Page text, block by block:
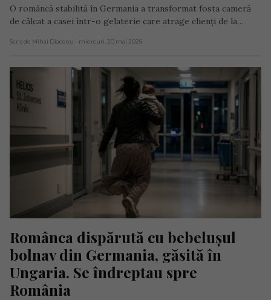
O româncă stabilită în Germania a transformat fosta cameră
de călcat a casei într-o gelaterie care atrage clienți de la…
Scris de Mihai Diaconu - miercuri, 20 mai 2026
Românca dispărută cu bebelușul
bolnav din Germania, găsită în
Ungaria. Se îndreptau spre
România